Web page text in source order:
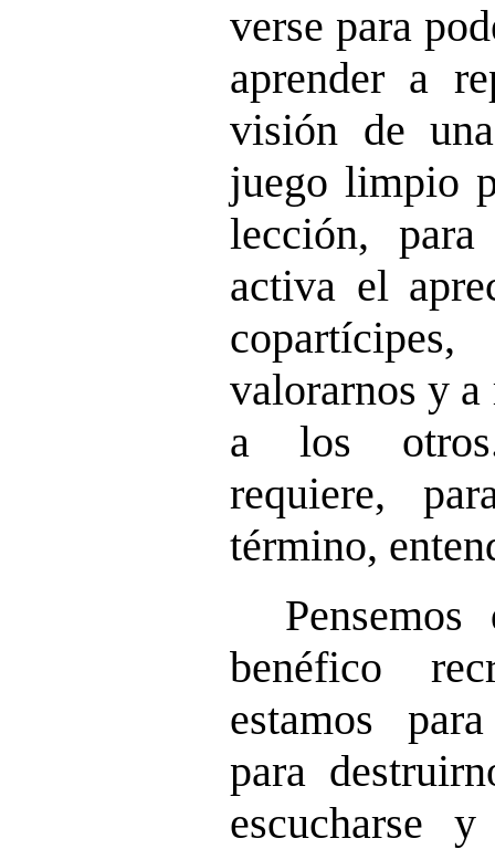
verse para
aprender a
visión de
juego limpio
lección,
activa el
valorarnos y a
a los
requiere,
término,
benéfico
estamos
para
escucharse